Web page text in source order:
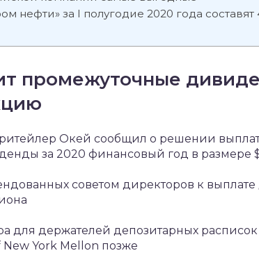
нефти» за I полугодие 2020 года
промежуточные
Окей сообщил о решении
за 2020 финансовый год в размере
советом директоров к
для держателей депозитарных
York Mellon позже